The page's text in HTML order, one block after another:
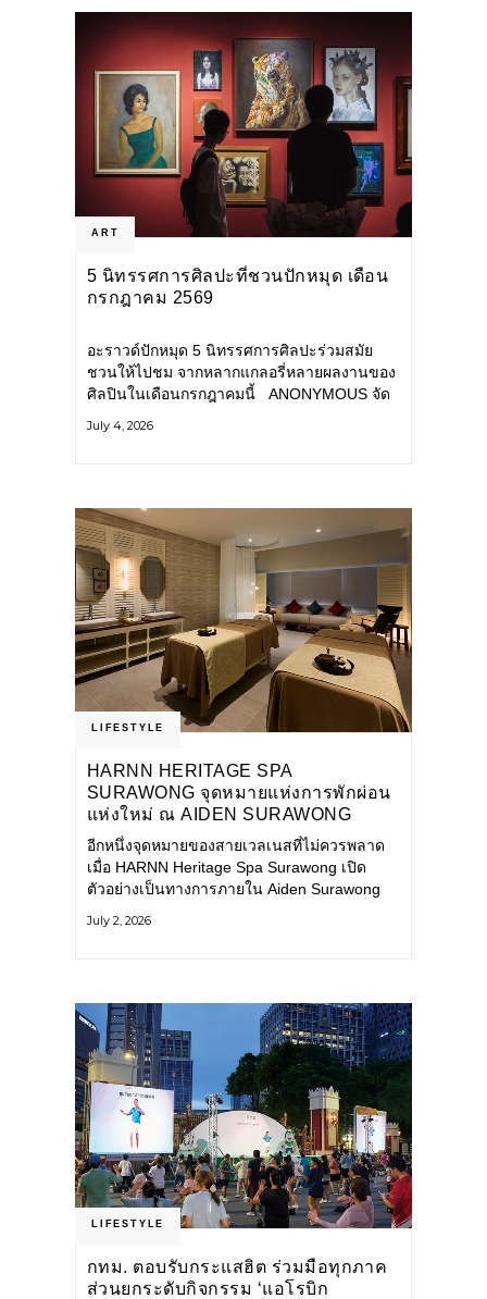
ART
5 นิทรรศการศิลปะที่ชวนปักหมุด เดือน
กรกฎาคม 2569
อะราวด์ปักหมุด 5 นิทรรศการศิลปะร่วมสมัย
ชวนให้ไปชม จากหลากแกลอรี่หลายผลงานของ
ศิลปินในเดือนกรกฎาคมนี้ ANONYMOUS จัด
กลุ่ม Anonymous โดยมี นิ่ม
July 4, 2026
LIFESTYLE
HARNN HERITAGE SPA
SURAWONG จุดหมายแห่งการพักผ่อน
แห่งใหม่ ณ AIDEN SURAWONG
BANGKOK
อีกหนึ่งจุดหมายของสายเวลเนสที่ไม่ควรพลาด
เมื่อ HARNN Heritage Spa Surawong เปิด
ตัวอย่างเป็นทางการภายใน Aiden Surawong
ของเมืองใหญ่ มาสัมผัสประสบการณ์การพักผ่อน
July 2, 2026
LIFESTYLE
กทม. ตอบรับกระแสฮิต ร่วมมือทุกภาค
ส่วนยกระดับกิจกรรม ‘แอโรบิก